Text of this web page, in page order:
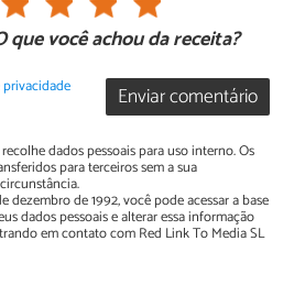
que você achou da receita?
Enviar comentário
dados pessoais para uso interno. Os
para terceiros sem a sua
dezembro de 1992, você pode acessar a base
dados pessoais e alterar essa informação
em contato com Red Link To Media SL